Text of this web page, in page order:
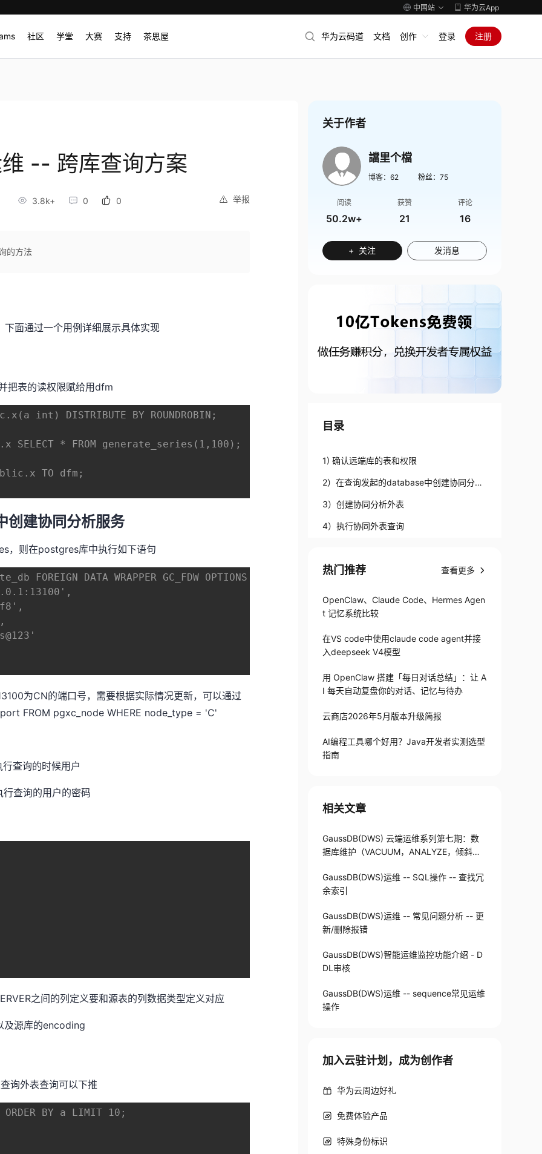
中国站 华为云App
社区 学堂 大赛 支持 茶思屋 华为云码道 文档 创作 登录 注册
-- 跨库查询方案
举报
3.8k+ 0 0
的方法
面通过一个用例详细展示具体实现
表的读权限赋给用dfm
int) DISTRIBUTE BY ROUNDROBIN;
SELECT * FROM generate_series(1,100);
TO dfm;
创建协同分析服务
则在postgres库中执行如下语句
FOREIGN DATA WRAPPER GC_FDW OPTIONS (
为CN的端口号，需要根据实际情况更新，可以通过
FROM pgxc_node WHERE node_type = 'C'
查询的时候用户
查询的用户的密码
之间的列定义要和源表的列数据类型定义对应
源库的encoding
询外表查询可以下推
ORDER BY a LIMIT 10;
关于作者
譡里个檔
博客： 62 粉丝： 75
阅读
50.2w+
获赞
21
评论
16
+ 关注 发消息
目录
1) 确认远端库的表和权限
2）在查询发起的database中创建协同分析
服务
3）创建协同分析外表
4）执行协同外表查询
热门推荐 查看更多
OpenClaw、Claude Code、Hermes Agen
t 记忆系统比较
在VS code中使用claude code agent并接
入deepseek V4模型
用 OpenClaw 搭建「每日对话总结」：让 A
I 每天自动复盘你的对话、记忆与待办
云商店2026年5月版本升级简报
AI编程工具哪个好用？Java开发者实测选型
指南
相关文章
GaussDB(DWS) 云端运维系列第七期：数
据库维护（VACUUM，ANALYZE，倾斜检
GaussDB(DWS)运维 -- SQL操作 -- 查找冗
余索引
GaussDB(DWS)运维 -- 常见问题分析 -- 更
新/删除报错
GaussDB(DWS)智能运维监控功能介绍 - D
DL审核
GaussDB(DWS)运维 -- sequence常见运维
操作
加入云驻计划，成为创作者
华为云周边好礼
免费体验产品
特殊身份标识